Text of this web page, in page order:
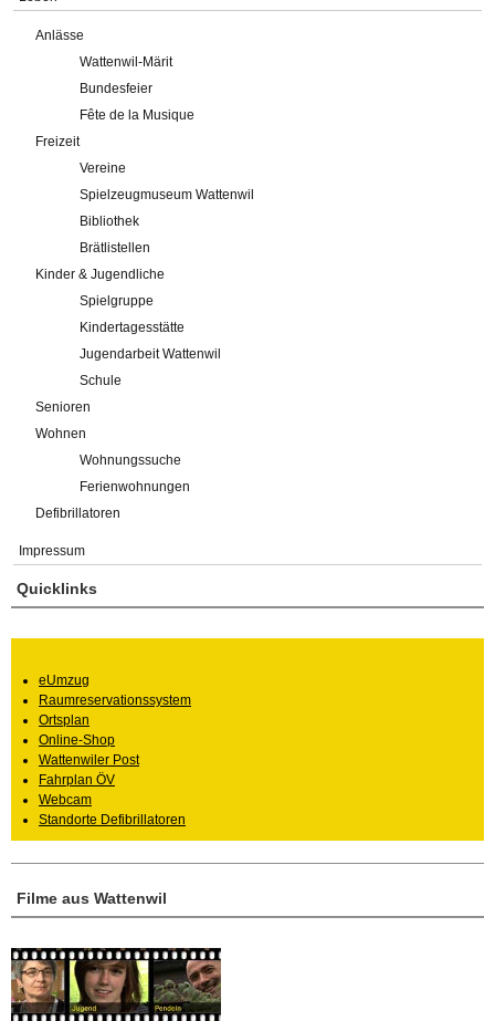
Anlässe
Wattenwil-Märit
Bundesfeier
Fête de la Musique
Freizeit
Vereine
Spielzeugmuseum Wattenwil
Bibliothek
Brätlistellen
Kinder & Jugendliche
Spielgruppe
Kindertagesstätte
Jugendarbeit Wattenwil
Schule
Senioren
Wohnen
Wohnungssuche
Ferienwohnungen
Defibrillatoren
Impressum
Filme aus Wattenwil
Quicklinks
eUmzug
Raumreservationssystem
Ortsplan
Online-Shop
Wattenwiler Post
Fahrplan ÖV
Webcam
Standorte Defibrillatoren